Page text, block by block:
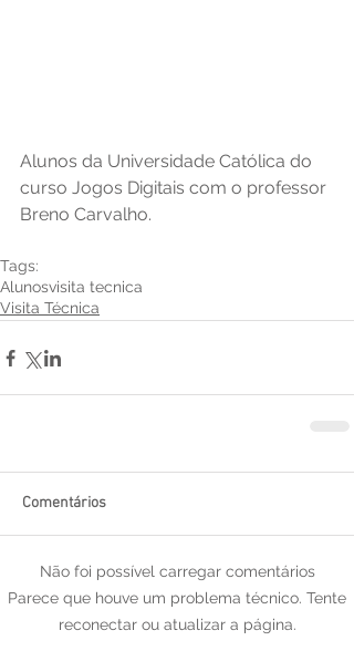
Alunos da Universidade Católica do
curso Jogos Digitais com o professor
Breno Carvalho.
Tags:
Alunosvisita tecnica
Visita Técnica
Comentários
Não foi possível carregar comentários
Parece que houve um problema técnico. Tente
reconectar ou atualizar a página.